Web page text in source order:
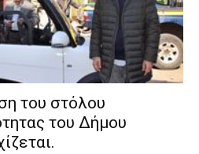
του στόλου
του Δήμου